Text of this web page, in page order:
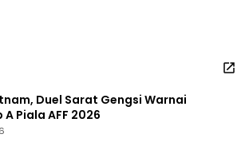
Duel Sarat Gengsi Warnai
Piala AFF 2026